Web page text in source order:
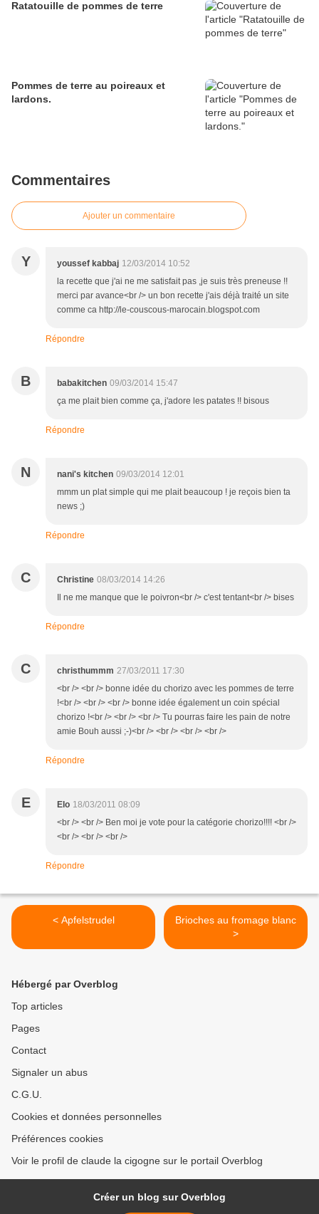
Ratatouille de pommes de terre
Pommes de terre au poireaux et
lardons.
Commentaires
Ajouter un commentaire
Y youssef kabbaj 12/03/2014 10:52
la recette que j'ai ne me satisfait pas ,je suis très preneuse !!
merci par avance<br /> un bon recette j'ais déjà traité un site
comme ca http://le-couscous-marocain.blogspot.com
Répondre
B babakitchen 09/03/2014 15:47
ça me plait bien comme ça, j'adore les patates !! bisous
Répondre
N nani's kitchen 09/03/2014 12:01
mmm un plat simple qui me plait beaucoup ! je reçois bien ta
news ;)
Répondre
C Christine 08/03/2014 14:26
Il ne me manque que le poivron<br /> c'est tentant<br /> bises
Répondre
C christhummm 27/03/2011 17:30
<br /> <br /> bonne idée du chorizo avec les pommes de terre
!<br /> <br /> <br /> bonne idée également un coin spécial
chorizo !<br /> <br /> <br /> Tu pourras faire les pain de notre
amie Bouh aussi ;-)<br /> <br /> <br /> <br />
Répondre
E Elo 18/03/2011 08:09
<br /> <br /> Ben moi je vote pour la catégorie chorizo!!!! <br />
<br /> <br /> <br />
Répondre
< Apfelstrudel
Brioches au fromage blanc
>
Hébergé par Overblog
Top articles
Pages
Contact
Signaler un abus
C.G.U.
Cookies et données personnelles
Préférences cookies
Voir le profil de claude la cigogne sur le portail Overblog
Créer un blog sur Overblog